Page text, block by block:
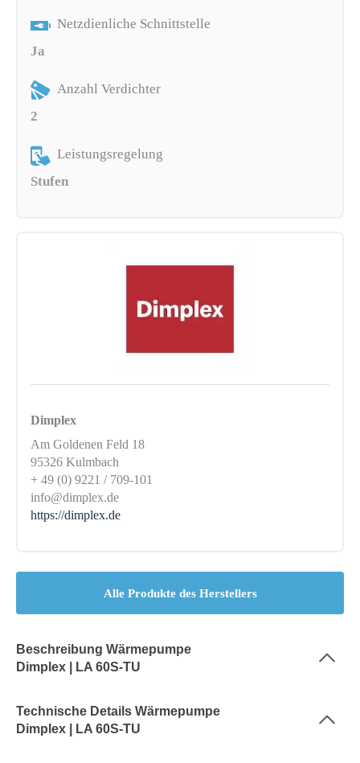
Netzdienliche Schnittstelle
Ja
Anzahl Verdichter
2
Leistungsregelung
Stufen
Dimplex
Am Goldenen Feld 18
95326 Kulmbach
+ 49 (0) 9221 / 709-101
info@dimplex.de
https://dimplex.de
Alle Produkte des Herstellers
Beschreibung Wärmepumpe
Dimplex | LA 60S-TU
Technische Details Wärmepumpe
Dimplex | LA 60S-TU